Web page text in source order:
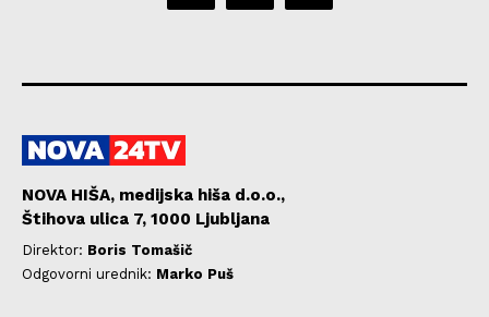
NOVA HIŠA, medijska hiša d.o.o.,
Štihova ulica 7, 1000 Ljubljana
Direktor: Boris Tomašič
Odgovorni urednik: Marko Puš